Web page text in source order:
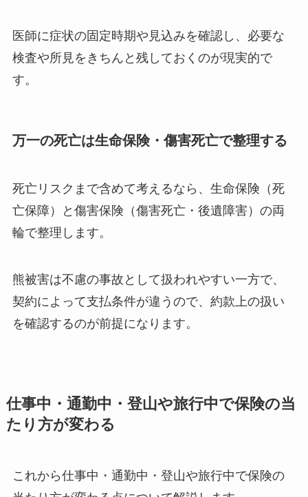
医師に症状の固定時期や見込みを確認し、必要な
検査や所見をきちんと残しておくのが現実的で
す。
万一の死亡は生命保険・傷害死亡で整理する
死亡リスクまで含めて考えるなら、生命保険（死
亡保障）と傷害保険（傷害死亡・後遺障害）の両
輪で整理します。
熊被害は不慮の事故として扱われやすい一方で、
契約によって支払条件が違うので、約款上の扱い
を確認するのが前提になります。
仕事中・通勤中・登山や旅行中で保険の当
たり方が変わる
これから仕事中・通勤中・登山や旅行中で保険の